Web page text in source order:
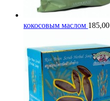
кокосовым маслом 185,00